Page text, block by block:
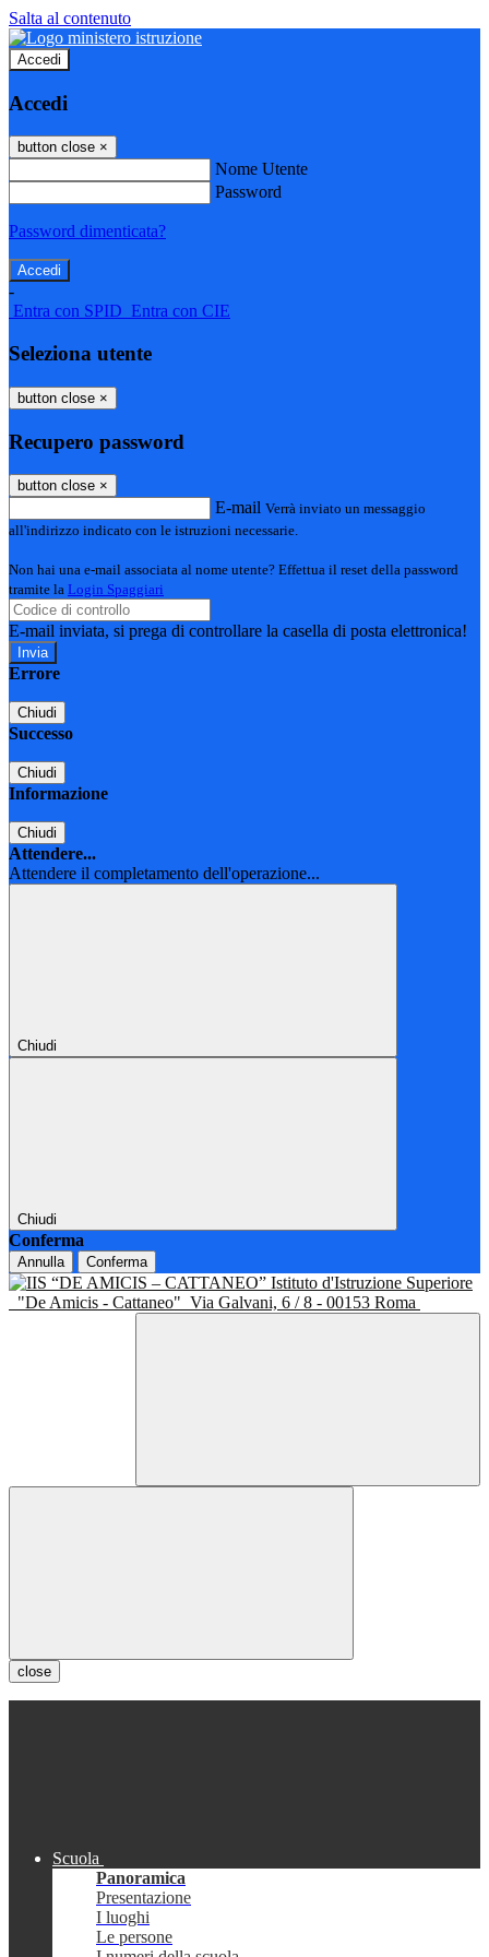
Salta al contenuto
Accedi
Accedi
button close ×
Nome Utente
Password
Password dimenticata?
-
Entra con SPID Entra con CIE
Seleziona utente
button close ×
Recupero password
button close ×
E-mail Verrà inviato un messaggio
all'indirizzo indicato con le istruzioni necessarie.
Non hai una e-mail associata al nome utente? Effettua il reset della password
tramite la Login Spaggiari
E-mail inviata, si prega di controllare la casella di posta elettronica!
Errore
Chiudi
Successo
Chiudi
Informazione
Chiudi
Attendere...
Attendere il completamento dell'operazione...
Chiudi
Chiudi
Conferma
Annulla Conferma
Istituto d'Istruzione Superiore
"De Amicis - Cattaneo" Via Galvani, 6 / 8 - 00153 Roma
close
Scuola
Panoramica
Presentazione
I luoghi
Le persone